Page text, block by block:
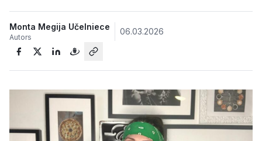
Sports
Bizness
Monta Megija Učelniece
Autors
06.03.2026